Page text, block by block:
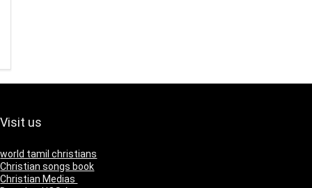
Visit us
world tamil christians
Christian songs book
Christian Medias